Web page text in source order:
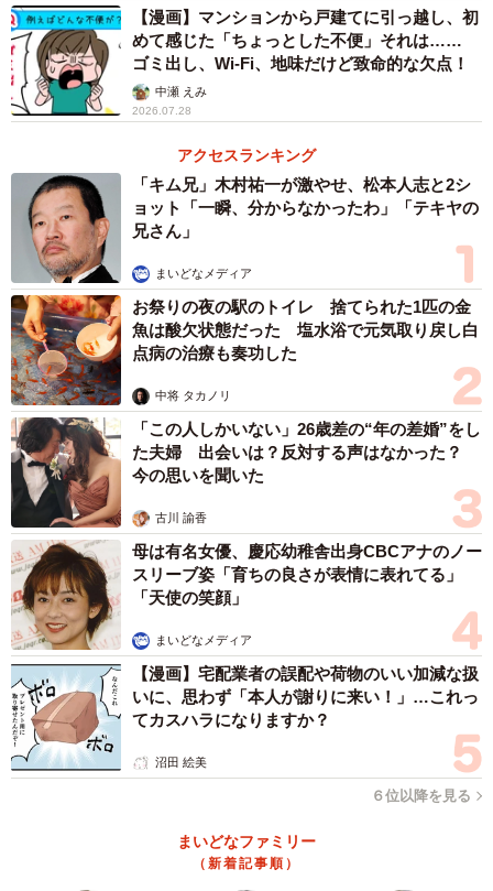
【漫画】マンションから戸建てに引っ越し、初
めて感じた「ちょっとした不便」それは……
ゴミ出し、Wi-Fi、地味だけど致命的な欠点！
中瀬 えみ
2026.07.28
アクセスランキング
「キム兄」木村祐一が激やせ、松本人志と2シ
ョット「一瞬、分からなかったわ」「テキヤの
兄さん」
まいどなメディア
お祭りの夜の駅のトイレ 捨てられた1匹の金
魚は酸欠状態だった 塩水浴で元気取り戻し白
点病の治療も奏功した
中将 タカノリ
「この人しかいない」26歳差の“年の差婚”をし
た夫婦 出会いは？反対する声はなかった？
今の思いを聞いた
古川 諭香
母は有名女優、慶応幼稚舎出身CBCアナのノー
スリーブ姿「育ちの良さが表情に表れてる」
「天使の笑顔」
まいどなメディア
【漫画】宅配業者の誤配や荷物のいい加減な扱
いに、思わず「本人が謝りに来い！」…これっ
てカスハラになりますか？
沼田 絵美
６位以降を見る
まいどなファミリー
（新着記事順）